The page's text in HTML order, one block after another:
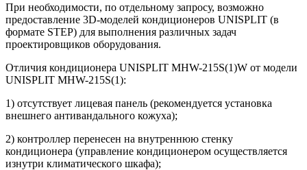
При необходимости, по отдельному запросу, возможно
предоставление 3D-моделей кондиционеров UNISPLIT (в
формате STEP) для выполнения различных задач
проектировщиков оборудования.
Отличия кондиционера UNISPLIT MHW-215S(1)W от модели
UNISPLIT MHW-215S(1):
1) отсутствует лицевая панель (рекомендуется установка
внешнего антивандального кожуха);
2) контроллер перенесен на внутреннюю стенку
кондиционера (управление кондиционером осуществляется
изнутри климатического шкафа);